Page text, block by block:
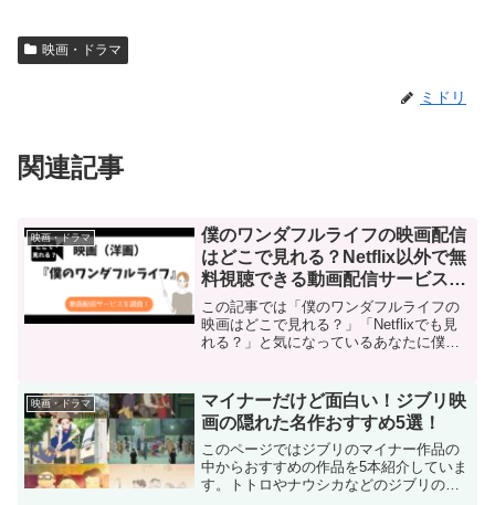
映画・ドラマ
ミドリ
関連記事
映画・ドラマ
僕のワンダフルライフの映画配信
はどこで見れる？Netflix以外で無
料視聴できる動画配信サービスを
調査！
この記事では「僕のワンダフルライフの
映画はどこで見れる？」「Netflixでも見
れる？」と気になっているあなたに僕の
す。最初に結論を言うと、僕のワンダフ
ルライフの映画はNetflixで配信あり。
映画・ドラマ
マイナーだけど面白い！ジブリ映
画の隠れた名作おすすめ5選！
このページではジブリのマイナー作品の
中からおすすめの作品を5本紹介していま
す。トトロやナウシカなどのジブリのメ